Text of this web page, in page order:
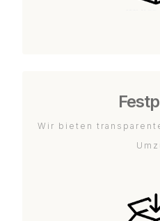
Wir bieten